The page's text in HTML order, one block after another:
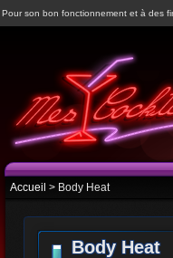
Pour son bon fonctionnement et à des
Accueil > Body Heat
Body Heat